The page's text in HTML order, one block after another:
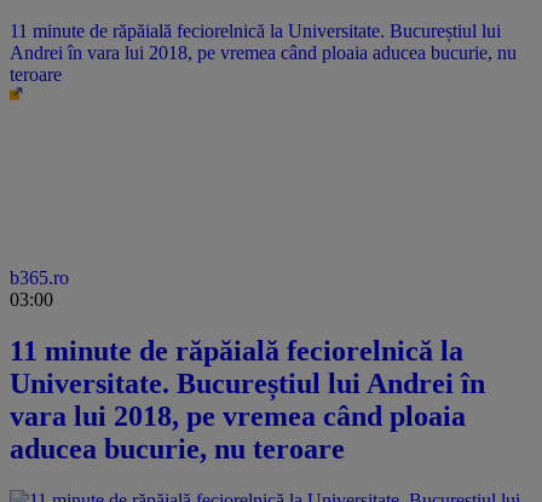
11 minute de răpăială feciorelnică la Universitate. Bucureștiul lui
Andrei în vara lui 2018, pe vremea când ploaia aducea bucurie, nu
teroare
b365.ro
03:00
11 minute de răpăială feciorelnică la
Universitate. Bucureștiul lui Andrei în
vara lui 2018, pe vremea când ploaia
aducea bucurie, nu teroare